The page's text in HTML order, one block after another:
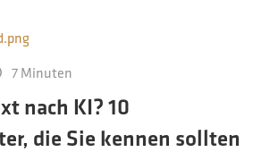
7 Minuten
nach KI? 10
die Sie kennen sollten